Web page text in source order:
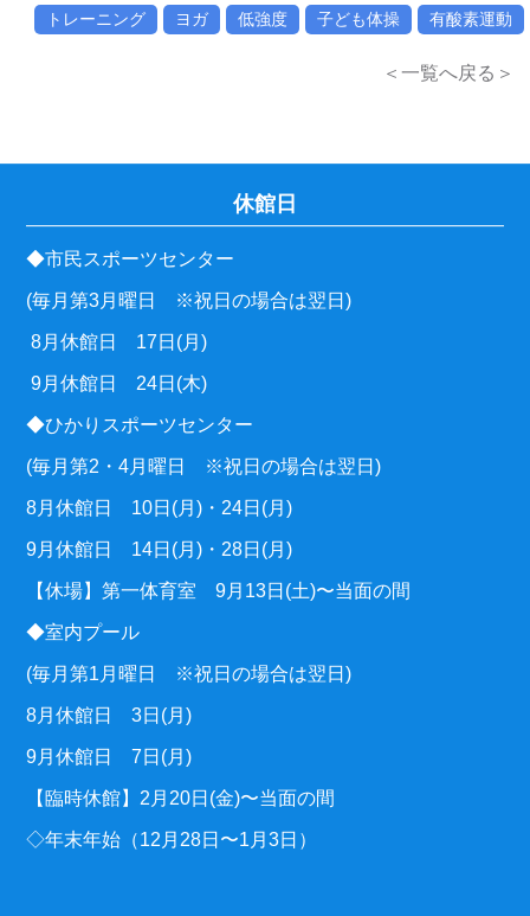
トレーニング ヨガ 低強度 子ども体操 有酸素運動
＜一覧へ戻る＞
休館日
◆市民スポーツセンター
(毎月第3月曜日 ※祝日の場合は翌日)
8月休館日 17日(月)
9月休館日 24日(木)
◆ひかりスポーツセンター
(毎月第2・4月曜日 ※祝日の場合は翌日)
8月休館日 10日(月)・24日(月)
9月休館日 14日(月)・28日(月)
【休場】第一体育室 9月13日(土)〜当面の間
◆室内プール
(毎月第1月曜日 ※祝日の場合は翌日)
8月休館日 3日(月)
9月休館日 7日(月)
【臨時休館】2月20日(金)〜当面の間
◇年末年始（12月28日〜1月3日）